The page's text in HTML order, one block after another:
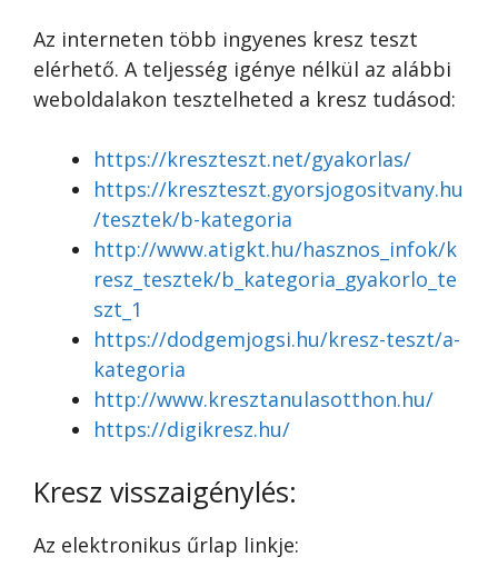
Az interneten több ingyenes kresz teszt
elérhető. A teljesség igénye nélkül az alábbi
weboldalakon tesztelheted a kresz tudásod:
https://kreszteszt.net/gyakorlas/
https://kreszteszt.gyorsjogositvany.hu
/tesztek/b-kategoria
http://www.atigkt.hu/hasznos_infok/k
resz_tesztek/b_kategoria_gyakorlo_te
szt_1
https://dodgemjogsi.hu/kresz-teszt/a-
kategoria
http://www.kresztanulasotthon.hu/
https://digikresz.hu/
Kresz visszaigénylés:
Az elektronikus űrlap linkje: